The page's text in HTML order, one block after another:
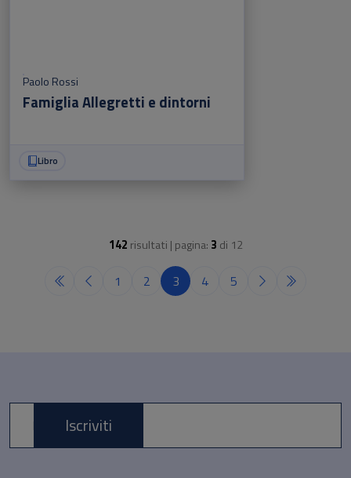
Paolo Rossi
Famiglia Allegretti e dintorni
Libro
142 risultati | pagina: 3 di 12
1 2 3 4 5
E-mail *Iscriviti